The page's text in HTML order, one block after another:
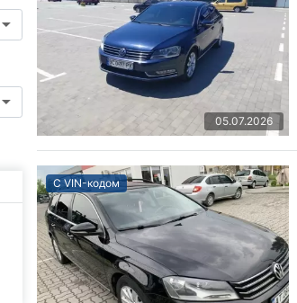
05.07.2026
С VIN-кодом